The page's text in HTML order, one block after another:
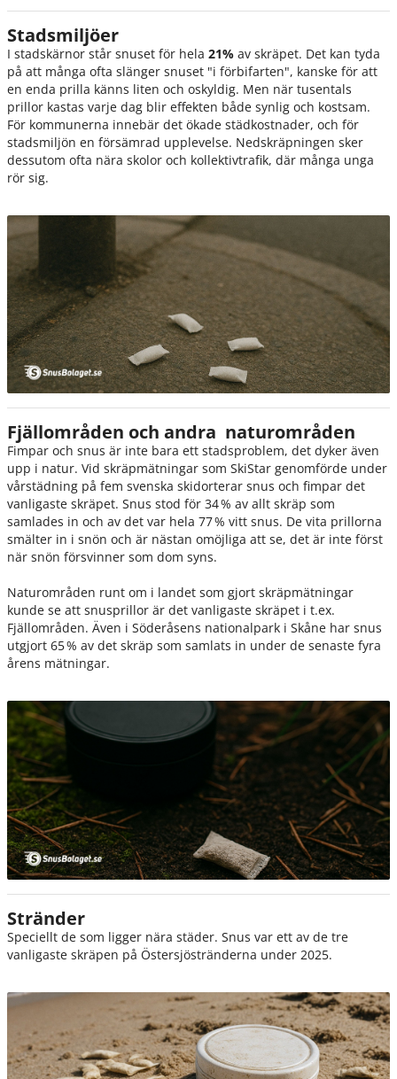
Stadsmiljöer
I stadskärnor står snuset för hela 21% av skräpet. Det kan tyda
på att många ofta slänger snuset "i förbifarten", kanske för att
en enda prilla känns liten och oskyldig. Men när tusentals
prillor kastas varje dag blir effekten både synlig och kostsam.
För kommunerna innebär det ökade städkostnader, och för
stadsmiljön en försämrad upplevelse. Nedskräpningen sker
dessutom ofta nära skolor och kollektivtrafik, där många unga
rör sig.
Fjällområden och andra naturområden
Fimpar och snus är inte bara ett stadsproblem, det dyker även
upp i natur. Vid skräpmätningar som SkiStar genomförde under
vårstädning på fem svenska skidorterar snus och fimpar det
vanligaste skräpet. Snus stod för 34 % av allt skräp som
samlades in och av det var hela 77 % vitt snus. De vita prillorna
smälter in i snön och är nästan omöjliga att se, det är inte först
när snön försvinner som dom syns.
Naturområden runt om i landet som gjort skräpmätningar
kunde se att snusprillor är det vanligaste skräpet i t.ex.
Fjällområden. Även i Söderåsens nationalpark i Skåne har snus
utgjort 65 % av det skräp som samlats in under de senaste fyra
årens mätningar.
Stränder
Speciellt de som ligger nära städer. Snus var ett av de tre
vanligaste skräpen på Östersjöstränderna under 2025.